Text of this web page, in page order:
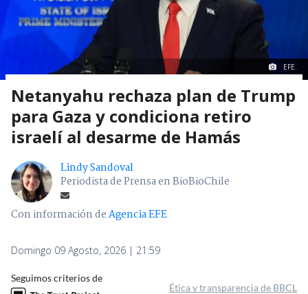
EFE.
Netanyahu rechaza plan de Trump
para Gaza y condiciona retiro
israelí al desarme de Hamás
Lindy Sandoval
Periodista de Prensa en BioBioChile
Con información deAgencia EFE
Domingo 09 Agosto, 2026 | 21:59
Seguimos criterios de
Ética y transparencia de BBCL